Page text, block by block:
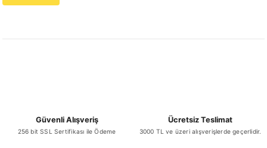
Güvenli Alışveriş
256 bit SSL Sertifikası ile Ödeme
Ücretsiz Teslimat
3000 TL ve üzeri alışverişlerde geçerlidir.